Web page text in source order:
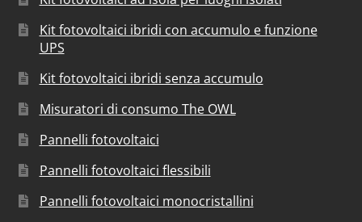
Kit fotovoltaici ibridi con accumulo e funzione
UPS
Kit fotovoltaici ibridi senza accumulo
Misuratori di consumo The OWL
Pannelli fotovoltaici
Pannelli fotovoltaici flessibili
Pannelli fotovoltaici monocristallini